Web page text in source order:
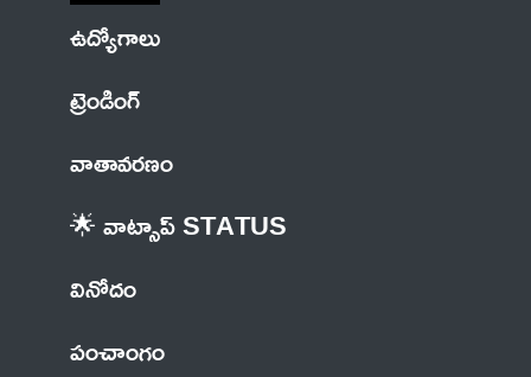
ఉద్యోగాలు
ట్రెండింగ్
వాతావరణం
🌟 వాట్సాప్ STATUS
వినోదం
పంచాంగం